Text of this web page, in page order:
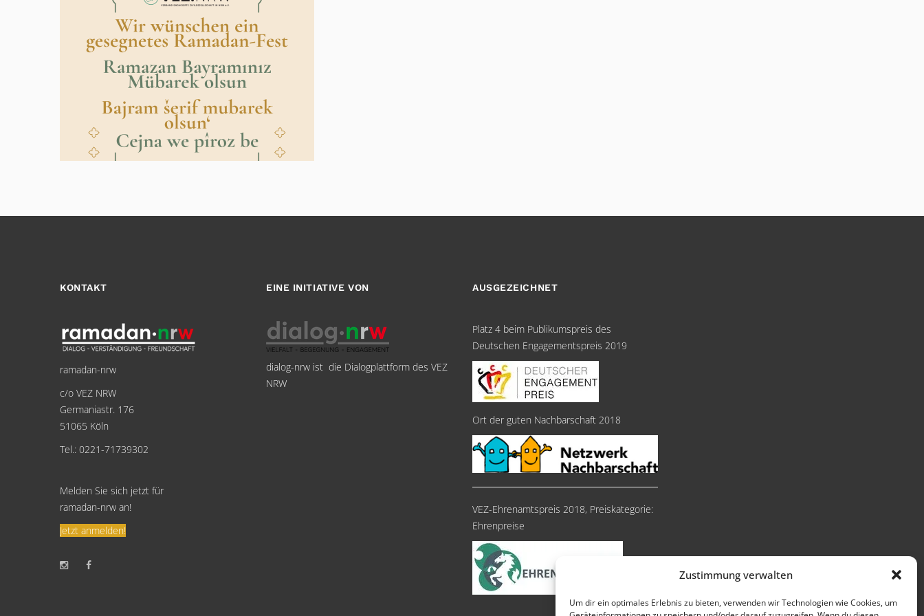
Zustimmung verwalten
Um dir ein optimales Erlebnis zu bieten, verwenden wir Technologien wie Cookies, um
KONTAKT
ramadan-nrw
c/o VEZ NRW
Germaniastr. 176
51065 Köln
Tel.: 0221-71739302
Melden Sie sich jetzt für
ramadan-nrw an!
Jetzt anmelden!
EINE INITIATIVE VON
dialog-nrw ist die Dialogplattform des VEZ
NRW
AUSGEZEICHNET
Platz 4 beim Publikumspreis des
Deutschen Engagementspreis 2019
Ort der guten Nachbarschaft 2018
VEZ-Ehrenamtspreis 2018, Preiskategorie:
Ehrenpreise